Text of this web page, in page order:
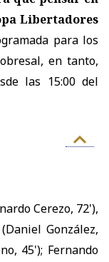
Libertadores
para los
en tanto,
las 15:00 del
Cerezo, 72'),
González,
45'); Fernando